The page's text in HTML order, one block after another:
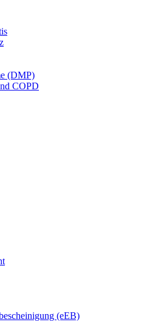
(DMP)
COPD
(eEB)